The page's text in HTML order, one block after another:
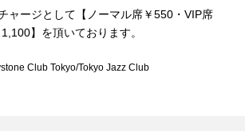
ャージとして【ノーマル席￥550・VIP席
1,100】を頂いております。
Club Tokyo/Tokyo Jazz Club